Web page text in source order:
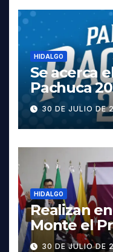
HIDALGO
Se acerca
Pachuca
cartelera
fechas y
30 DE JULIO DE
HIDALGO
Realizan
Monte el
contra la
30 DE JULIO DE